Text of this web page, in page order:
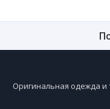
Оригинальная одежда и